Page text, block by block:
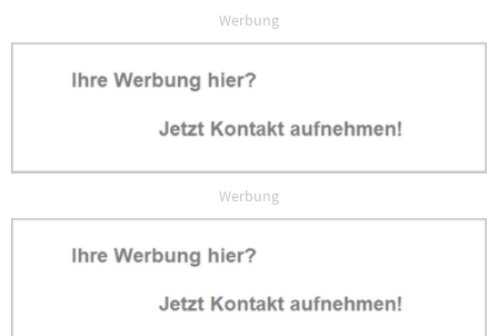
Werbung
Werbung